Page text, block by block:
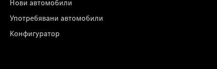
Нови автомобили
Употребявани автомобили
Конфигуратор